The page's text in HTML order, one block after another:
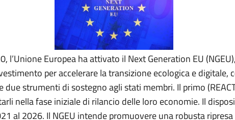
l’Unione Europea ha attivato il Next Generation EU
per accelerare la transizione ecologica e digitale,
due strumenti di sostegno agli stati membri. Il primo
nella fase iniziale di rilancio delle loro economie. Il
al 2026. Il NGEU intende promuovere una robusta ripresa